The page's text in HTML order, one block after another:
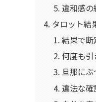
違和感の
タロット結
結果で断
何度も引
旦那に
違法な確